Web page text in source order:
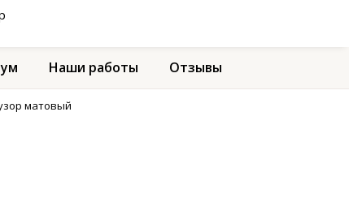
Наши работы Отзывы
матовый